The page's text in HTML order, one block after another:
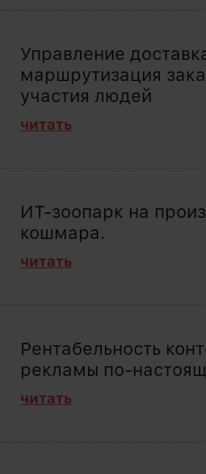
Управление
маршрутизация
участия людей
читать
ИТ-зоопарк на
кошмара.
читать
Рентабельность
рекламы по-
читать